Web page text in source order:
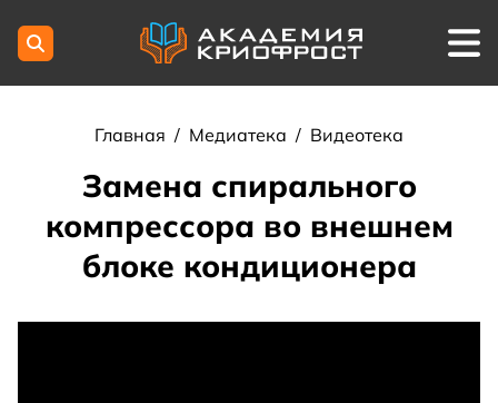
Главная / Медиатека / Видеотека
Замена спирального
компрессора во внешнем
блоке кондиционера